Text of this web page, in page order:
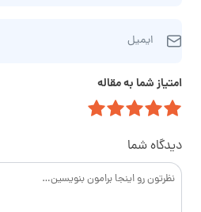
م‌
ا
ن
و
ا
د
گ
ر
ا
ی
ی
ل
ایمیل
امتیاز شما به مقاله
دیدگاه شما